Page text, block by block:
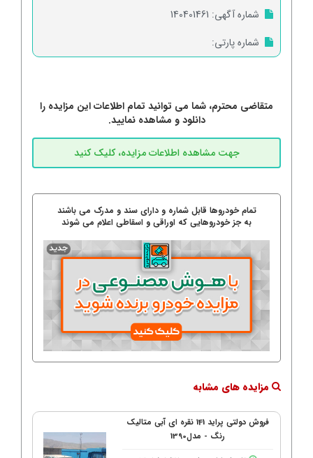
شماره آگهی: 140401461
شماره پارتی:
متقاضی محترم، شما می توانید تمام اطلاعات این مزایده را
دانلود و مشاهده نمایید.
تمام خودروها قابل شماره و دارای سند و مدرک می باشند
به جز خودروهایی که اوراقی و اسقاطی اعلام می شوند
مزایده های مشابه
فروش دولتی پراید 141 نقره ای آبی متالیک
رنگ - مدل1390